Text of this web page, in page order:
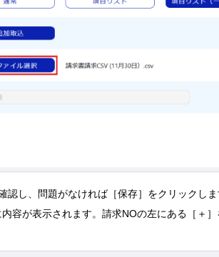
認し、問題がなければ［保存］をクリックしま
容が表示されます。請求NOの左にある［＋